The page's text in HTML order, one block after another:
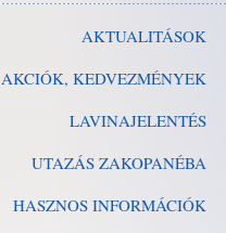
AKTUALITÁSOK
AKCIÓK, KEDVEZMÉNYEK
LAVINAJELENTÉS
UTAZÁS ZAKOPANÉBA
HASZNOS INFORMÁCIÓK